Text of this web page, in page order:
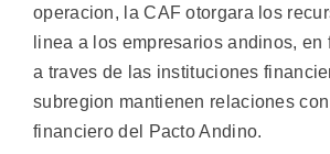
operacion, la CAF otorgara los
linea a los empresarios andinos, en
a traves de las instituciones
subregion mantienen relaciones
financiero del Pacto Andino.